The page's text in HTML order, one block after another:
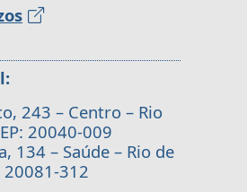
243 – Centro – Rio
20040-009
134 – Saúde – Rio de
20081-312